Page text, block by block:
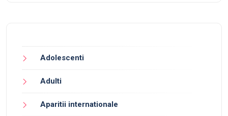
Adolescenti
Adulti
Aparitii internationale